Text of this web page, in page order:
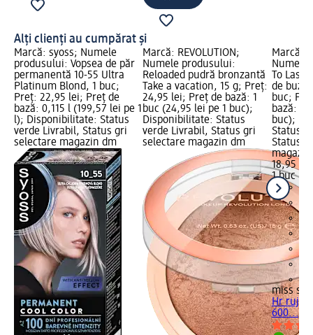
Alți clienți au cumpărat și
Marcă: syoss; Numele
produsului: Vopsea de păr
permanentă 10-55 Ultra
Platinum Blond, 1 buc;
Preț: 22,95 lei; Preț de
bază: 0,115 l (199,57 lei pe 1
l); Disponibilitate: Status
verde Livrabil, Status gri
selectare magazin dm
Marcă: REVOLUTION;
Numele produsului:
Reloaded pudră bronzantă
Take a vacation, 15 g; Preț:
24,95 lei; Preț de bază: 1
buc (24,95 lei pe 1 buc);
Disponibilitate: Status
verde Livrabil, Status gri
selectare magazin dm
Marcă:
Numele
To Last
de buze
buc;
bază: 1
buc);
Status
Status
18,95 lei
1 buc
miss
Hr ruj
600..., 1